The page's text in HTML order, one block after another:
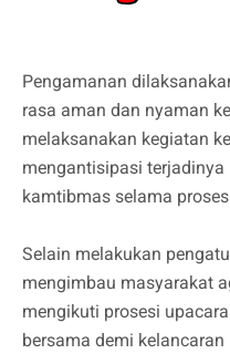
Pengamanan
rasa aman dan nyaman
melaksanakan kegiatan
mengantisipasi
kamtibmas selama
Selain melakukan
mengimbau masyarakat
mengikuti prosesi
bersama demi